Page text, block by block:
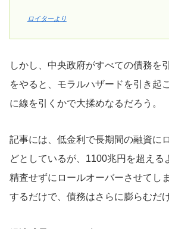
ロイターより
しかし、中央政府がすべての債務を
をやると、モラルハザードを引き起
に線を引くかで大揉めなるだろう。
記事には、低金利で長期間の融資に
どとしているが、1100兆円を超える
精査せずにロールオーバーさせてし
するだけで、債務はさらに膨らむだけ